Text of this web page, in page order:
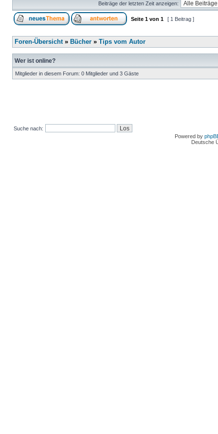
Beiträge der letzten Zeit anzeigen:
Seite 1 von 1 [ 1 Beitrag ]
Foren-Übersicht» Bücher » Tips vom Autor
Wer ist online?
Mitglieder in diesem Forum: 0 Mitglieder und 3 Gäste
Suche nach:
Powered by
Deutsche